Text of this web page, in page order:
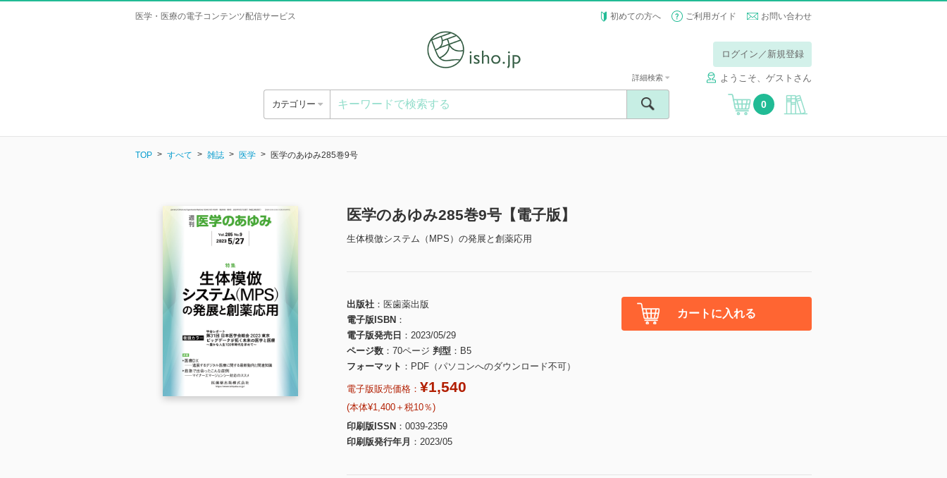
医学・医療の電子コンテンツ配信サービス 初めての方へ ご利用ガイド お問い合わせ
ログイン／新規登録
ようこそ、ゲストさん
カテゴリー
詳細検索
0
TOP すべて 雑誌 医学 医学のあゆみ285巻9号
医学のあゆみ285巻9号【電子版】
生体模倣システム（MPS）の発展と創薬応用
出版社
医歯薬出版
電子版ISBN
電子版発売日
2023/05/29
ページ数
70ページ 判型
B5
フォーマット
PDF（パソコンへのダウンロード不可）
電子版販売価格： ¥1,540
(本体¥1,400＋税10％)
印刷版ISSN
0039-2359
印刷版発行年月
2023/05
カートに入れる